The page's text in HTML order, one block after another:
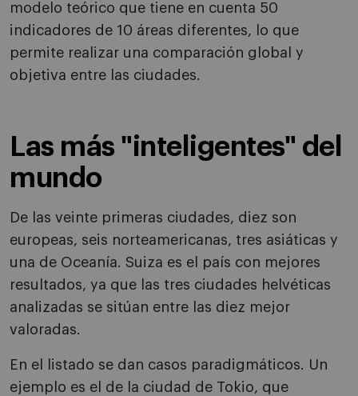
modelo teórico que tiene en cuenta 50
indicadores de 10 áreas diferentes, lo que
permite realizar una comparación global y
objetiva entre las ciudades.
Las más "inteligentes" del
mundo
De las veinte primeras ciudades, diez son
europeas, seis norteamericanas, tres asiáticas y
una de Oceanía. Suiza es el país con mejores
resultados, ya que las tres ciudades helvéticas
analizadas se sitúan entre las diez mejor
valoradas.
En el listado se dan casos paradigmáticos. Un
ejemplo es el de la ciudad de Tokio, que